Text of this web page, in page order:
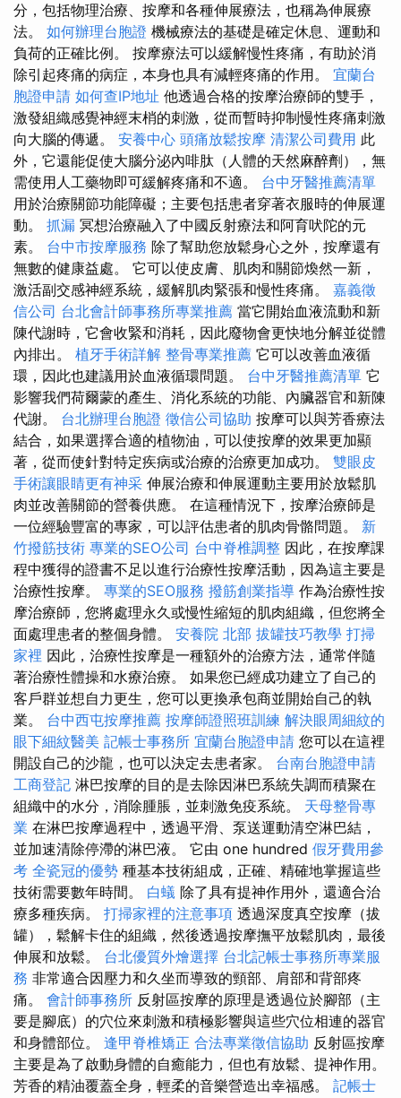
分，包括物理治療、按摩和各種伸展療法，也稱為伸展療
法。 如何辦理台胞證 機械療法的基礎是確定休息、運動和
負荷的正確比例。 按摩療法可以緩解慢性疼痛，有助於消
除引起疼痛的病症，本身也具有減輕疼痛的作用。 宜蘭台
胞證申請 如何查IP地址 他透過合格的按摩治療師的雙手，
激發組織感覺神經末梢的刺激，從而暫時抑制慢性疼痛刺激
向大腦的傳遞。 安養中心 頭痛放鬆按摩 清潔公司費用 此
外，它還能促使大腦分泌內啡肽（人體的天然麻醉劑），無
需使用人工藥物即可緩解疼痛和不適。 台中牙醫推薦清單
用於治療關節功能障礙；主要包括患者穿著衣服時的伸展運
動。 抓漏 冥想治療融入了中國反射療法和阿育吠陀的元
素。 台中市按摩服務 除了幫助您放鬆身心之外，按摩還有
無數的健康益處。 它可以使皮膚、肌肉和關節煥然一新，
激活副交感神經系統，緩解肌肉緊張和慢性疼痛。 嘉義徵
信公司 台北會計師事務所專業推薦 當它開始血液流動和新
陳代謝時，它會收緊和消耗，因此廢物會更快地分解並從體
內排出。 植牙手術詳解 整骨專業推薦 它可以改善血液循
環，因此也建議用於血液循環問題。 台中牙醫推薦清單 它
影響我們荷爾蒙的產生、消化系統的功能、內臟器官和新陳
代謝。 台北辦理台胞證 徵信公司協助 按摩可以與芳香療法
結合，如果選擇合適的植物油，可以使按摩的效果更加顯
著，從而使針對特定疾病或治療的治療更加成功。 雙眼皮
手術讓眼睛更有神采 伸展治療和伸展運動主要用於放鬆肌
肉並改善關節的營養供應。 在這種情況下，按摩治療師是
一位經驗豐富的專家，可以評估患者的肌肉骨骼問題。 新
竹撥筋技術 專業的SEO公司 台中脊椎調整 因此，在按摩課
程中獲得的證書不足以進行治療性按摩活動，因為這主要是
治療性按摩。 專業的SEO服務 撥筋創業指導 作為治療性按
摩治療師，您將處理永久或慢性縮短的肌肉組織，但您將全
面處理患者的整個身體。 安養院 北部 拔罐技巧教學 打掃
家裡 因此，治療性按摩是一種額外的治療方法，通常伴隨
著治療性體操和水療治療。 如果您已經成功建立了自己的
客戶群並想自力更生，您可以更換承包商並開始自己的執
業。 台中西屯按摩推薦 按摩師證照班訓練 解決眼周細紋的
眼下細紋醫美 記帳士事務所 宜蘭台胞證申請 您可以在這裡
開設自己的沙龍，也可以決定去患者家。 台南台胞證申請
工商登記 淋巴按摩的目的是去除因淋巴系統失調而積聚在
組織中的水分，消除腫脹，並刺激免疫系統。 天母整骨專
業 在淋巴按摩過程中，透過平滑、泵送運動清空淋巴結，
並加速清除停滯的淋巴液。 它由 one hundred 假牙費用參
考 全瓷冠的優勢 種基本技術組成，正確、精確地掌握這些
技術需要數年時間。 白蟻 除了具有提神作用外，還適合治
療多種疾病。 打掃家裡的注意事項 透過深度真空按摩（拔
罐），鬆解卡住的組織，然後透過按摩撫平放鬆肌肉，最後
伸展和放鬆。 台北優質外燴選擇 台北記帳士事務所專業服
務 非常適合因壓力和久坐而導致的頸部、肩部和背部疼
痛。 會計師事務所 反射區按摩的原理是透過位於腳部（主
要是腳底）的穴位來刺激和積極影響與這些穴位相連的器官
和身體部位。 逢甲脊椎矯正 合法專業徵信協助 反射區按摩
主要是為了啟動身體的自癒能力，但也有放鬆、提神作用。
芳香的精油覆蓋全身，輕柔的音樂營造出幸福感。 記帳士